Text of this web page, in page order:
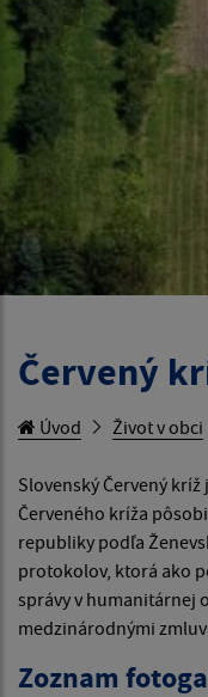
Červený
Úvod Život v obci
Slovenský Červený
Červeného kríža
republiky podľa
protokolov, ktorá ako
správy v humanitárnej
medzinárodnými
Zoznam